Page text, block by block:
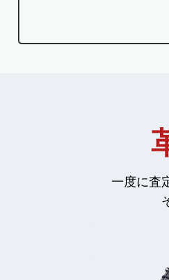
一度に査